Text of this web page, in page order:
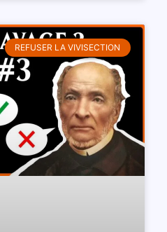
REFUSER LA VIVISECTION